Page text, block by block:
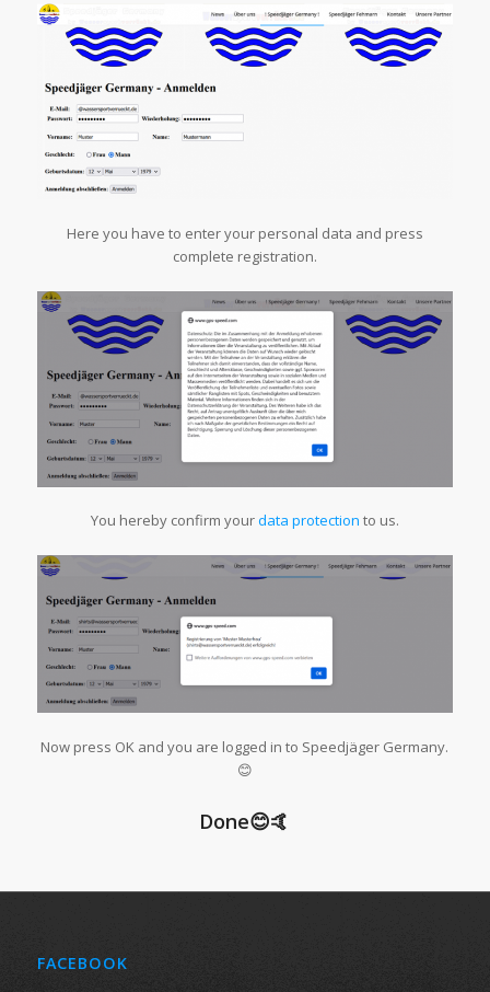
Here you have to enter your personal data and press
complete registration.
You hereby confirm yourdata protection to us.
Now press OK and you are logged in to Speedjäger Germany.
😊
Done😊🤙
FACEBOOK